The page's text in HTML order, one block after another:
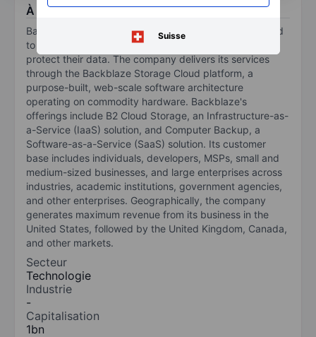
Suisse
À propos Backblaze Inc.
Backblaze Inc offers a cloud storage platform designed
to help businesses and consumers store, use, and
protect their data. The company delivers its services
through the Backblaze Storage Cloud platform, a
purpose-built, web-scale software architecture
operating on commodity hardware. Backblaze's
offerings include B2 Cloud Storage, an Infrastructure-as-
a-Service (IaaS) solution, and Computer Backup, a
Software-as-a-Service (SaaS) solution. Its customer
base includes individuals, developers, MSPs, small and
medium-sized businesses, and large enterprises across
industries, academic institutions, government agencies,
and other enterprises. Geographically, the company
generates maximum revenue from its business in the
United States, followed by the United Kingdom, Canada,
and other markets.
Secteur
Technologie
Industrie
-
Capitalisation
1bn